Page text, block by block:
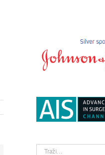
Traži...